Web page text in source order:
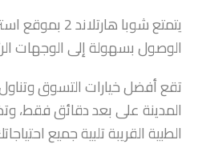
يتمتع شوبا
الوصول بسهولة إلى الوجهات
تقع أفضل خيارات التسوق
المدينة على بعد دقائق فقط،
الطبية القريبة تلبية جميع